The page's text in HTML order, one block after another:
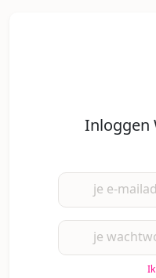
Inloggen
je e-
je